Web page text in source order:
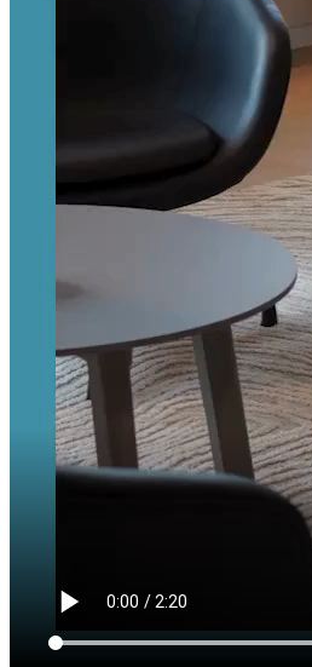
Sikkerhed på
Fritvalgsordninger
Choose-Your-
Bruttolønsordning
Apple til virksomheder